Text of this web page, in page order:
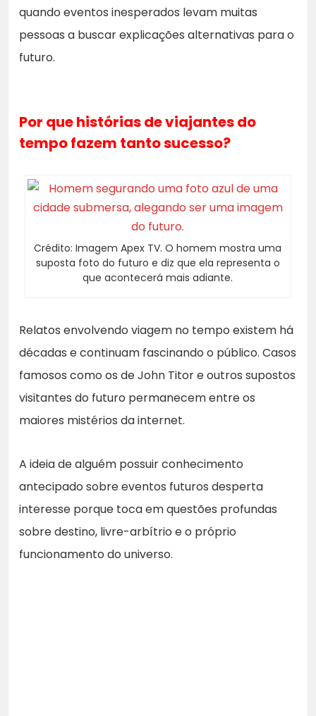
quando eventos inesperados levam muitas
pessoas a buscar explicações alternativas para o
futuro.
Por que histórias de viajantes do
tempo fazem tanto sucesso?
Crédito: Imagem Apex TV. O homem mostra uma
suposta foto do futuro e diz que ela representa o
que acontecerá mais adiante.
Relatos envolvendo viagem no tempo existem há
décadas e continuam fascinando o público. Casos
famosos como os de John Titor e outros supostos
visitantes do futuro permanecem entre os
maiores mistérios da internet.
A ideia de alguém possuir conhecimento
antecipado sobre eventos futuros desperta
interesse porque toca em questões profundas
sobre destino, livre-arbítrio e o próprio
funcionamento do universo.